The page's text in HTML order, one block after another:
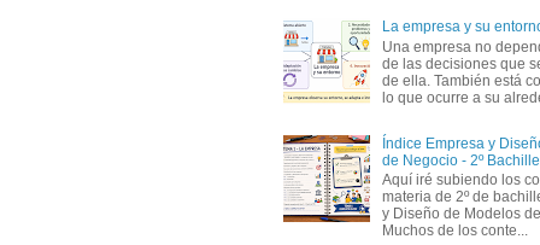
La empresa y su
Una empresa no
de las decisiones que
de ella. También está
lo que ocurre a su
Índice Empresa y
de Negocio - 2º
Aquí iré subiendo los
materia de 2º de
y Diseño de Modelos
Muchos de los conte...